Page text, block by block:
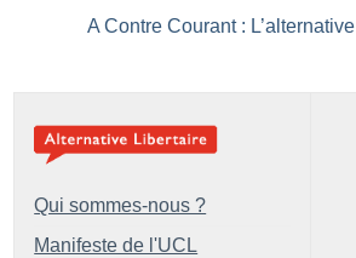
A Contre Courant : L’alternative
Qui sommes-nous ?
Manifeste de l'UCL